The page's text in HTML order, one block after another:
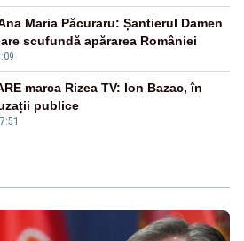
Maria Păcuraru: Șantierul Damen
scufundă apărarea României
marca Rizea TV: Ion Bazac, în
publice